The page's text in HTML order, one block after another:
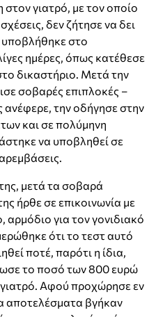
γιατρό, με τον οποίο
δεν ζήτησε να δει
στο
ημέρες, όπως κατέθεσε
δικαστήριο. Μετά την
σοβαρές επιπλοκές –
την οδήγησε στην
και σε πολύμηνη
να υποβληθεί σε
μετά τα σοβαρά
ήρθε σε επικοινωνία με
αρμόδιο για τον γονιδιακό
ότι το τεστ αυτό
ποτέ, παρότι η ίδια,
το ποσό των 800 ευρώ
Αφού προχώρησε εν
αποτελέσματα βγήκαν